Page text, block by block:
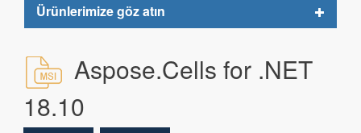
Ürünlerimize göz atın
Toggle
Aspose.Cells for .NET
18.10